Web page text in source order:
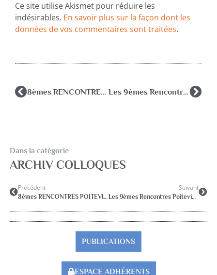
Ce site utilise Akismet pour réduire les
indésirables. En savoir plus sur la façon dont les
données de vos commentaires sont traitées.
8èmes RENCONTRES POITEVINES DE PSYCHOLOGIE SCOLAIRE Les 9èmes Rencontres Poitevines de Psychologie Scolaire 27-29 juin 2012
Dans la catégorie
ARCHIV COLLOQUES
Précédent
8èmes RENCONTRES POITEVINES DE PSYCHOLOGIE SCOLAIRE
Suivant
Les 9èmes Rencontres Poitevines de Psychologie Scolaire 27-29 juin 2012
PUBLICATIONS
ESPACE ADHÉRENTS